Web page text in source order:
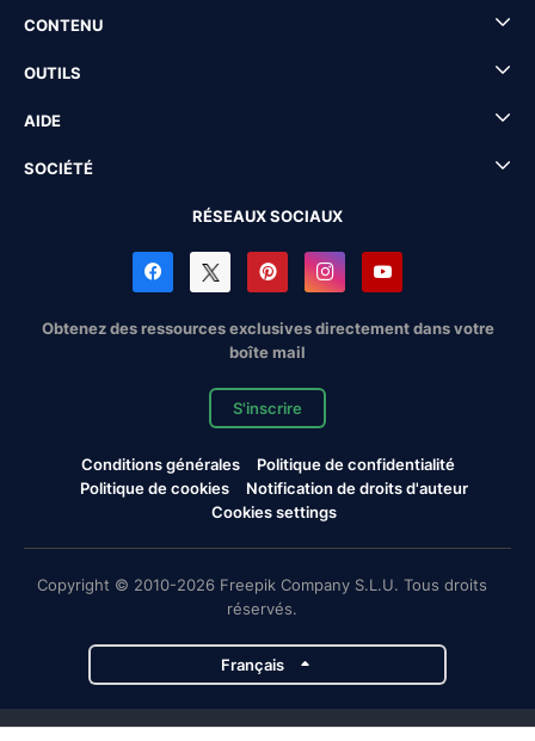
CONTENU
OUTILS
AIDE
SOCIÉTÉ
RÉSEAUX SOCIAUX
Obtenez des ressources exclusives directement dans votre
boîte mail
S'inscrire
Conditions générales
Politique de confidentialité
Politique de cookies
Notification de droits d'auteur
Cookies settings
Copyright © 2010-2026 Freepik Company S.L.U. Tous droits
réservés.
Français